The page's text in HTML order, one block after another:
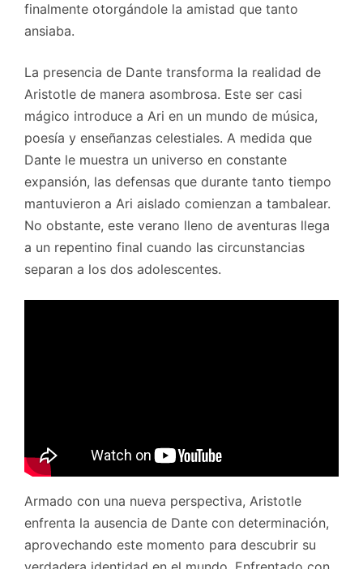
finalmente otorgándole la amistad que tanto
ansiaba.
La presencia de Dante transforma la realidad de
Aristotle de manera asombrosa. Este ser casi
mágico introduce a Ari en un mundo de música,
poesía y enseñanzas celestiales. A medida que
Dante le muestra un universo en constante
expansión, las defensas que durante tanto tiempo
mantuvieron a Ari aislado comienzan a tambalear.
No obstante, este verano lleno de aventuras llega
a un repentino final cuando las circunstancias
separan a los dos adolescentes.
Armado con una nueva perspectiva, Aristotle
enfrenta la ausencia de Dante con determinación,
aprovechando este momento para descubrir su